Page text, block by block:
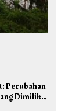
Perubahan
Dimiliki